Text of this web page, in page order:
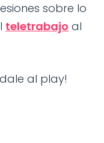
sobre lo
teletrabajo al
al play!